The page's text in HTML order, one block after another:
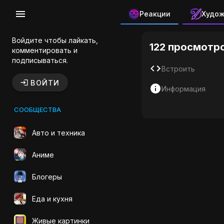
Реакции
Войдите чтобы лайкать,
комментировать и
подписываться.
ВОЙТИ
СООБЩЕСТВА
Авто и техника
Аниме
Блогеры
Еда и кухня
Живые картинки
Вижу
122
Встроить
Информация